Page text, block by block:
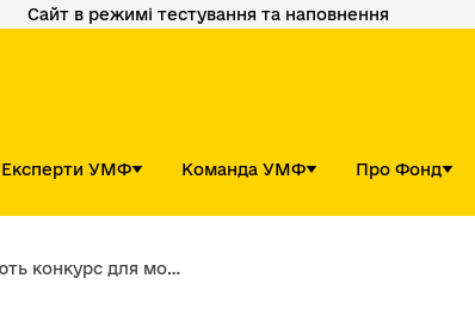
Сайт в режимі тестування та наповнення
Експерти УМФ Команда УМФ Про Фонд
для молодіжних ГО